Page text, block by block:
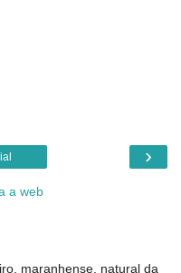
›
a web
maranhense, natural da